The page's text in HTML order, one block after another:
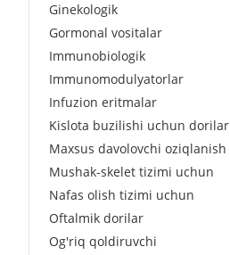
Ginekologik
Gormonal vositalar
Immunobiologik
Immunomodulyatorlar
Infuzion eritmalar
Kislota buzilishi uchun dorilar
Maxsus davolovchi oziqlanish
Mushak-skelet tizimi uchun
Nafas olish tizimi uchun
Oftalmik dorilar
Og'riq qoldiruvchi